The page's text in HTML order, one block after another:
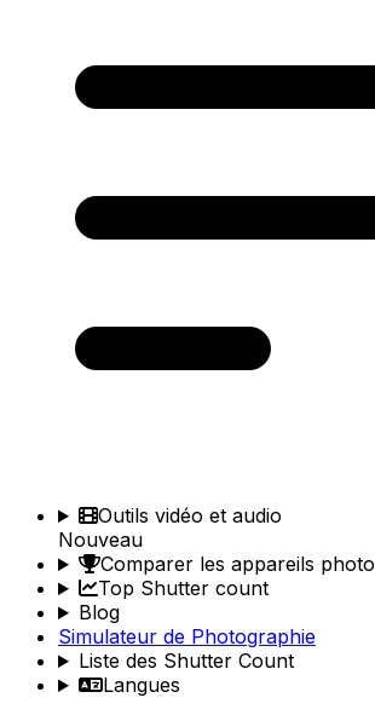
Outils vidéo et audio
Nouveau
Comparer les appareils photo
Top Shutter count
Blog
Simulateur de Photographie
Liste des Shutter Count
Langues